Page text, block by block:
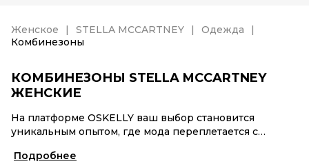
Женское STELLA MCCARTNEY
Одежда
Комбинезоны
КОМБИНЕЗОНЫ STELLA MCCARTNEY
ЖЕНСКИЕ
На платформе OSKELLY ваш выбор становится
уникальным опытом, где мода переплетается с
аутентификация каждого заказа – Комбинезоны
Подробнее